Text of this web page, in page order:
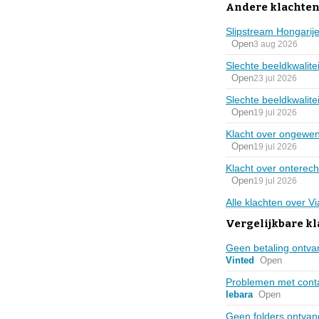
Andere
Slipstream
Open3 aug 2026
Slechte
Open23 jul 2026
Slechte
Open19 jul 2026
Klacht over
Open19 jul 2026
Klacht over
Open19 jul 2026
Alle klachten over
Vergelijkbare
Geen betaling
Vinted Open
Problemen met
lebara Open
Geen folders